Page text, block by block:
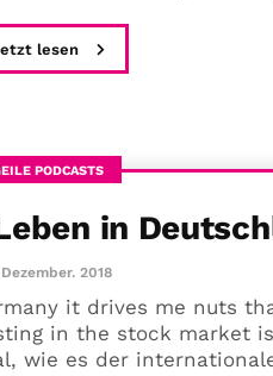
lesen
PODCASTS
in
2018
it drives me nuts
in the stock market is
wie es der